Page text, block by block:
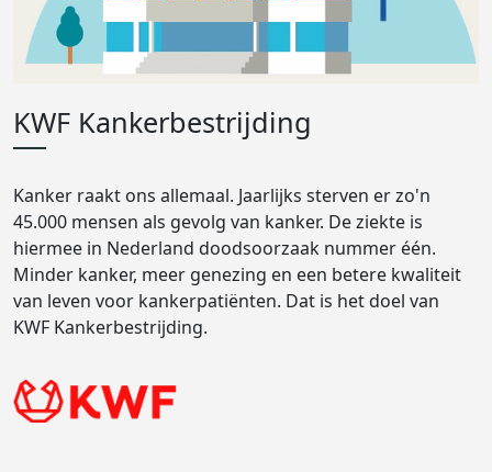
KWF Kankerbestrijding
Kanker raakt ons allemaal. Jaarlijks sterven er zo'n
45.000 mensen als gevolg van kanker. De ziekte is
hiermee in Nederland doodsoorzaak nummer één.
Minder kanker, meer genezing en een betere kwaliteit
van leven voor kankerpatiënten. Dat is het doel van
KWF Kankerbestrijding.